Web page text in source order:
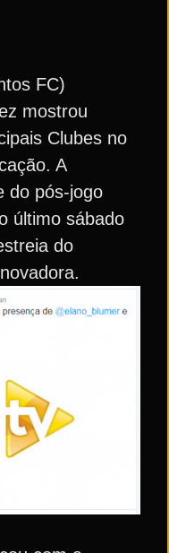
FC)
mostrou
Clubes no
A
do pós-jogo
último sábado
do